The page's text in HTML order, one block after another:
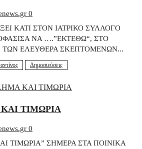
0
ΚΑΤΙ ΣΤΟΝ ΙΑΤΡΙΚΟ ΣΥΛΛΟΓΟ
ΝΑ ….”ΕΚΤΕΘΩ“, ΣΤΟ
ΤΩΝ ΕΛΕΥΘΕΡΑ ΣΚΕΠΤΟΜΕΝΩΝ...
Δημοσιεύσεις
ΤΙΜΩΡΙΑ
0
ΤΙΜΩΡΙΑ” ΣΗΜΕΡΑ ΣΤΑ ΠΟΙΝΙΚΑ